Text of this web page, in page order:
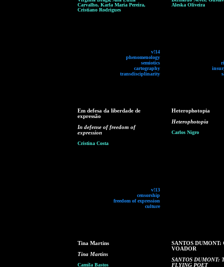
Carvalho, Karla Maria Pereira,
Cristiano Rodrigues
v!14
phenomenology
semiotics
cartography
transdisciplinarity
Aleska Oliveira
Em defesa da liberdade de
expressão
In defense of freedom of
expression
Cristina Costa
v!13
censorship
freedom of expression
culture
Heterophotopia
Heterophotopia
Carlos Nigro
Tina Martins
Tina Martins
Camila Bastos
SANTOS DUMONT:
VOADOR
SANTOS DUMONT:
FLYING POET